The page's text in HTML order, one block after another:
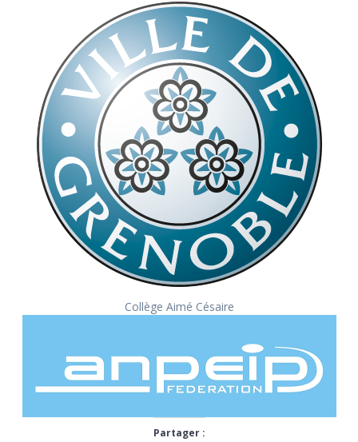
Collège Aimé Césaire
Partager :